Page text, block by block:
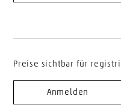
Preise sichtbar für
Anmelden